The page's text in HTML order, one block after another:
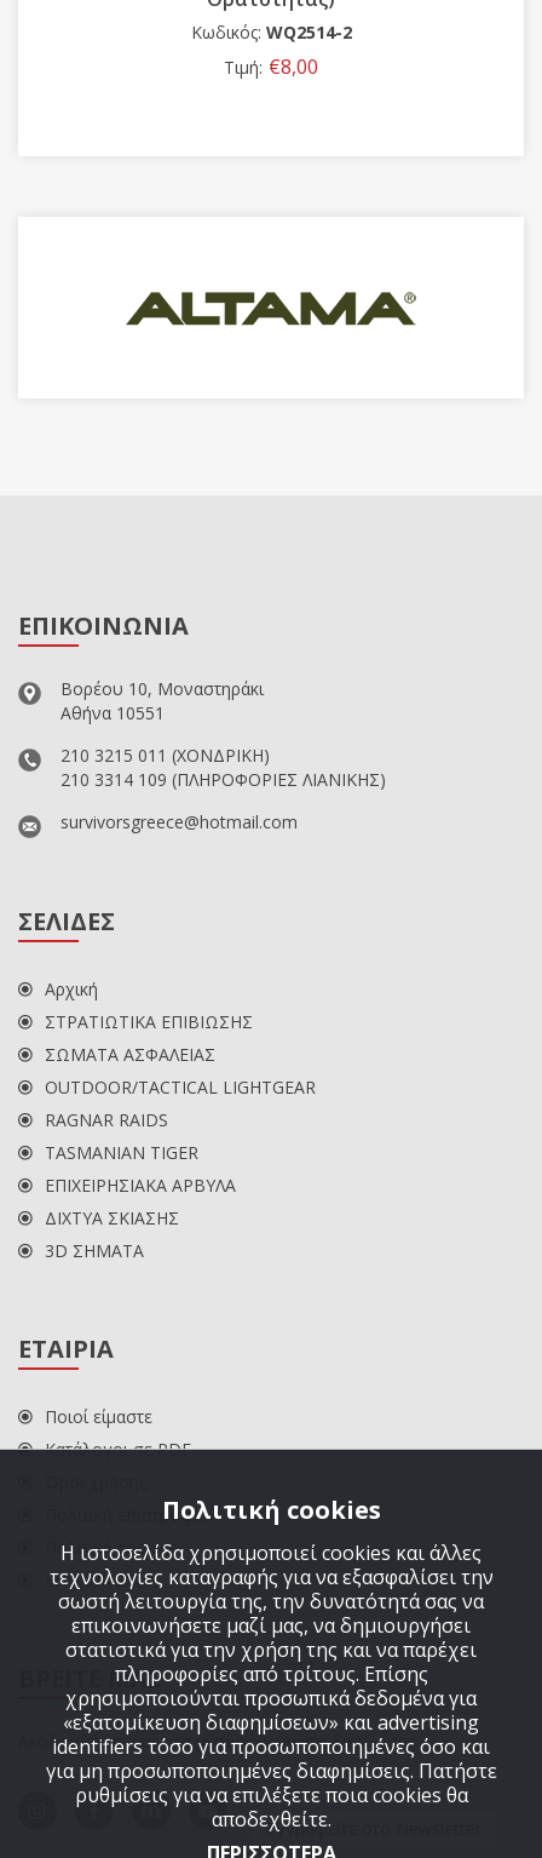
ΕΠΙΚΟΙΝΩΝΙΑ
Βορέου 10, Μοναστηράκι
Αθήνα 10551
210 3215 011 (ΧΟΝΔΡΙΚΗ)
210 3314 109 (ΠΛΗΡΟΦΟΡΙΕΣ ΛΙΑΝΙΚΗΣ)
survivorsgreece@hotmail.com
ΣΕΛΙΔΕΣ
Αρχική
ΣΤΡΑΤΙΩΤΙΚΑ ΕΠΙΒΙΩΣΗΣ
ΣΩΜΑΤΑ ΑΣΦΑΛΕΙΑΣ
OUTDOOR/TACTICAL LIGHTGEAR
RAGNAR RAIDS
TASMANIAN TIGER
ΕΠΙΧΕΙΡΗΣΙΑΚΑ ΑΡΒΥΛΑ
ΔΙΧΤΥΑ ΣΚΙΑΣΗΣ
3D ΣΗΜΑΤΑ
ΕΤΑΙΡΙΑ
Ποιοί είμαστε
Κατάλογοι σε PDF
Πολιτική επιστροφών
Πολιτική cookies
ΕΠΙΚΟΙΝΩΝΙΑ
ΒΡΕΙΤΕ ΜΑΣ
Ακολουθήστε μας στα μέσα κοινωνικής δικτύωσης
Εγγραφείτε στο Newsletter
Πολιτική cookies
Η ιστοσελίδα χρησιμοποιεί cookies και άλλες
τεχνολογίες καταγραφής για να εξασφαλίσει την
σωστή λειτουργία της, την δυνατότητά σας να
επικοινωνήσετε μαζί μας, να δημιουργήσει
στατιστικά για την χρήση της και να παρέχει
πληροφορίες από τρίτους. Επίσης
χρησιμοποιούνται προσωπικά δεδομένα για
«εξατομίκευση διαφημίσεων» και advertising
identifiers τόσο για προσωποποιημένες όσο και
για μη προσωποποιημένες διαφημίσεις. Πατήστε
ρυθμίσεις για να επιλέξετε ποια cookies θα
αποδεχθείτε.